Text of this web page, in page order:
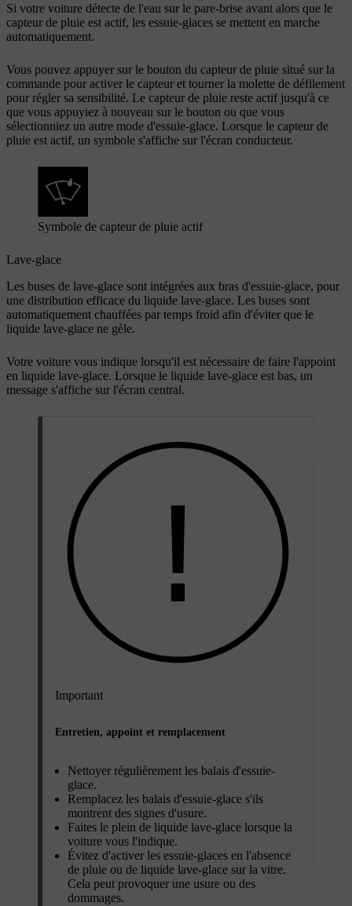
Si votre voiture détecte de l'eau sur le pare-brise avant alors que le
capteur de pluie est actif, les essuie-glaces se mettent en marche
automatiquement.
Vous pouvez appuyer sur le bouton du capteur de pluie situé sur la
commande pour activer le capteur et tourner la molette de défilement
pour régler sa sensibilité. Le capteur de pluie reste actif jusqu'à ce
que vous appuyiez à nouveau sur le bouton ou que vous
sélectionniez un autre mode d'essuie-glace. Lorsque le capteur de
pluie est actif, un symbole s'affiche sur l'écran conducteur.
Symbole de capteur de pluie actif
Lave-glace
Les buses de lave-glace sont intégrées aux bras d'essuie-glace, pour
une distribution efficace du liquide lave-glace. Les buses sont
automatiquement chauffées par temps froid afin d'éviter que le
liquide lave-glace ne gèle.
Votre voiture vous indique lorsqu'il est nécessaire de faire l'appoint
en liquide lave-glace. Lorsque le liquide lave-glace est bas, un
message s'affiche sur l'écran central.
Important
Entretien, appoint et remplacement
Nettoyer régulièrement les balais d'essuie-
glace.
Remplacez les balais d'essuie-glace s'ils
montrent des signes d'usure.
Faites le plein de liquide lave-glace lorsque la
voiture vous l'indique.
Évitez d'activer les essuie-glaces en l'absence
de pluie ou de liquide lave-glace sur la vitre.
Cela peut provoquer une usure ou des
dommages.